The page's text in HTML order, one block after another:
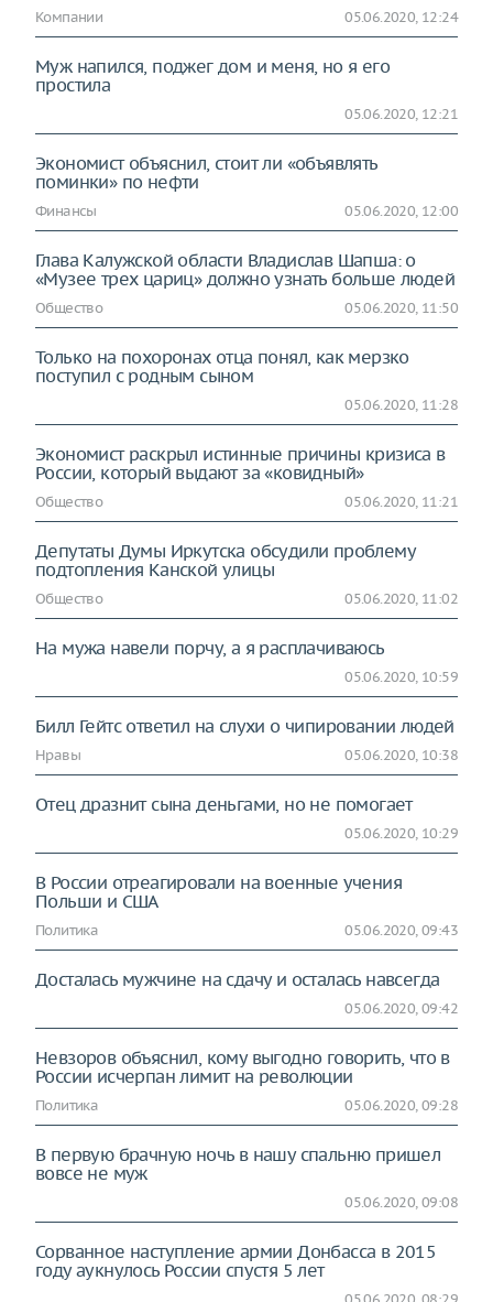
Компании 05.06.2020, 12:24
Муж напился, поджег дом и меня, но я его
простила
05.06.2020, 12:21
Экономист объяснил, стоит ли «объявлять
поминки» по нефти
Финансы 05.06.2020, 12:00
Глава Калужской области Владислав Шапша: о
«Музее трех цариц» должно узнать больше людей
Общество 05.06.2020, 11:50
Только на похоронах отца понял, как мерзко
поступил с родным сыном
05.06.2020, 11:28
Экономист раскрыл истинные причины кризиса в
России, который выдают за «ковидный»
Общество 05.06.2020, 11:21
Депутаты Думы Иркутска обсудили проблему
подтопления Канской улицы
Общество 05.06.2020, 11:02
На мужа навели порчу, а я расплачиваюсь
05.06.2020, 10:59
Билл Гейтс ответил на слухи о чипировании людей
Нравы 05.06.2020, 10:38
Отец дразнит сына деньгами, но не помогает
05.06.2020, 10:29
В России отреагировали на военные учения
Польши и США
Политика 05.06.2020, 09:43
Досталась мужчине на сдачу и осталась навсегда
05.06.2020, 09:42
Невзоров объяснил, кому выгодно говорить, что в
России исчерпан лимит на революции
Политика 05.06.2020, 09:28
В первую брачную ночь в нашу спальню пришел
вовсе не муж
05.06.2020, 09:08
Сорванное наступление армии Донбасса в 2015
году аукнулось России спустя 5 лет